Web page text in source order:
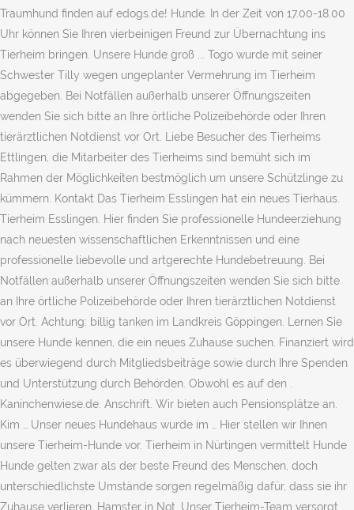
Traumhund finden auf edogs.de! Hunde. In der Zeit von 17.00-18.00
Uhr können Sie Ihren vierbeinigen Freund zur Übernachtung ins
Tierheim bringen. Unsere Hunde groß ... Togo wurde mit seiner
Schwester Tilly wegen ungeplanter Vermehrung im Tierheim
abgegeben. Bei Notfällen außerhalb unserer Öffnungszeiten
wenden Sie sich bitte an Ihre örtliche Polizeibehörde oder Ihren
tierärztlichen Notdienst vor Ort. Liebe Besucher des Tierheims
Ettlingen, die Mitarbeiter des Tierheims sind bemüht sich im
Rahmen der Möglichkeiten bestmöglich um unsere Schützlinge zu
kümmern. Kontakt Das Tierheim Esslingen hat ein neues Tierhaus.
Tierheim Esslingen. Hier finden Sie professionelle Hundeerziehung
nach neuesten wissenschaftlichen Erkenntnissen und eine
professionelle liebevolle und artgerechte Hundebetreuung. Bei
Notfällen außerhalb unserer Öffnungszeiten wenden Sie sich bitte
an Ihre örtliche Polizeibehörde oder Ihren tierärztlichen Notdienst
vor Ort. Achtung: billig tanken im Landkreis Göppingen. Lernen Sie
unsere Hunde kennen, die ein neues Zuhause suchen. Finanziert wird
es überwiegend durch Mitgliedsbeiträge sowie durch Ihre Spenden
und Unterstützung durch Behörden. Obwohl es auf den .
Kaninchenwiese.de. Anschrift. Wir bieten auch Pensionsplätze an.
Kim … Unser neues Hundehaus wurde im … Hier stellen wir Ihnen
unsere Tierheim-Hunde vor. Tierheim in Nürtingen vermittelt Hunde
Hunde gelten zwar als der beste Freund des Menschen, doch
unterschiedlichste Umstände sorgen regelmäßig dafür, dass sie ihr
Zuhause verlieren. Hamster in Not. Unser Tierheim-Team versorgt